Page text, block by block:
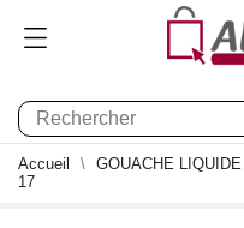
Accueil
GOUACHE
17